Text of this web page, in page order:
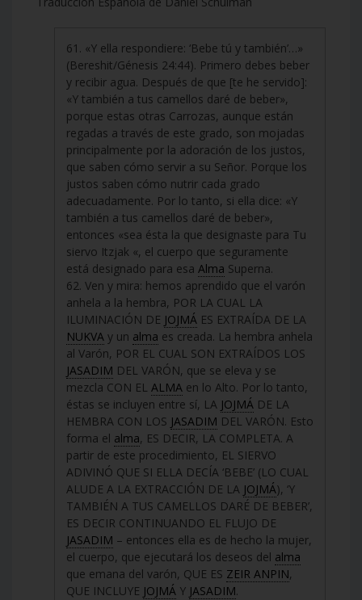
61. «Y ella respondiere: ‘Bebe tú y también’…»
(Bereshit/Génesis 24:44). Primero debes beber
y recibir agua. Después de que [te he servido]:
«Y también a tus camellos daré de beber»,
porque estas otras Carrozas, aunque están
regadas a través de este grado, son mojadas
principalmente por la adoración de los justos,
que saben cómo servir a su Señor. Porque los
justos saben cómo nutrir cada grado
adecuadamente. Por lo tanto, si ella dice: «Y
también a tus camellos daré de beber»,
entonces «sea ésta la que designaste para Tu
siervo Itzjak «, el cuerpo que seguramente
está designado para esa Alma Superna.
62. Ven y mira: hemos aprendido que el varón
anhela a la hembra, POR LA CUAL LA
ILUMINACIÓN DE JOJMÁ ES EXTRAÍDA DE LA
NUKVA y un alma es creada. La hembra anhela
al Varón, POR EL CUAL SON EXTRAÍDOS LOS
JASADIM DEL VARÓN, que se eleva y se
mezcla CON EL ALMA en lo Alto. Por lo tanto,
éstas se incluyen entre sí, LA JOJMÁ DE LA
HEMBRA CON LOS JASADIM DEL VARÓN. Esto
forma el alma, ES DECIR, LA COMPLETA. A
partir de este procedimiento, EL SIERVO
ADIVINÓ QUE SI ELLA DECÍA ‘BEBE’ (LO CUAL
ALUDE A LA EXTRACCIÓN DE LA JOJMÁ), ‘Y
TAMBIÉN A TUS CAMELLOS DARÉ DE BEBER’,
ES DECIR CONTINUANDO EL FLUJO DE
JASADIM – entonces ella es de hecho la mujer,
el cuerpo, que ejecutará los deseos del alma
que emana del varón, QUE ES ZEIR ANPIN,
QUE INCLUYE JOJMÁ Y JASADIM.